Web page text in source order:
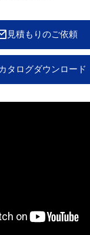
見積もりのご依頼
カタログダウンロード